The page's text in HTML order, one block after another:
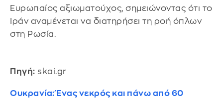
Eυρωπαίος αξιωματούχος, σημειώνοντας ότι το
Ιράν αναμένεται να διατηρήσει τη ροή όπλων
στη Ρωσία.
Πηγή: skai.gr
Ουκρανία: Ένας νεκρός και πάνω από 60